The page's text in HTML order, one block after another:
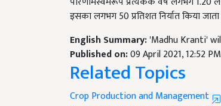
'Madhu Kranti'
Published on:09 April 2021, 12:52
Related Topics
Crop Production and Management
BeeKeepingHoney production